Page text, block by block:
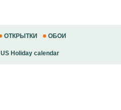
ОТКРЫТКИ ОБОИ
US Holiday calendar